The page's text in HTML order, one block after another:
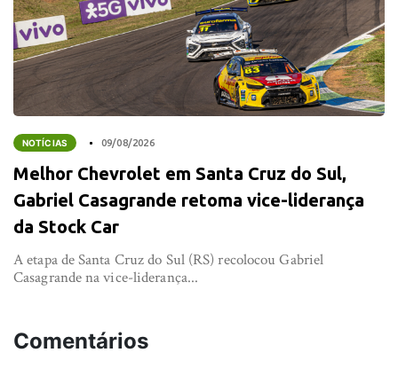
NOTÍCIAS 09/08/2026
Melhor Chevrolet em Santa Cruz do Sul,
Gabriel Casagrande retoma vice-liderança
da Stock Car
A etapa de Santa Cruz do Sul (RS) recolocou Gabriel
Casagrande na vice-liderança...
Comentários